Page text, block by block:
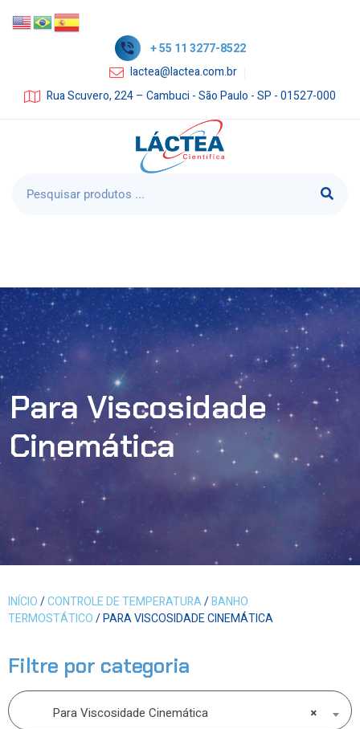
+ 55 11 3277-8522
lactea@lactea.com.br
Rua Scuvero, 224 – Cambuci - São Paulo - SP - 01527-000
Para Viscosidade
Cinemática
INÍCIO/CONTROLE DE TEMPERATURA/BANHO
TERMOSTÁTICO/ PARA VISCOSIDADE CINEMÁTICA
Filtre por categoria
×
Para Viscosidade Cinemática